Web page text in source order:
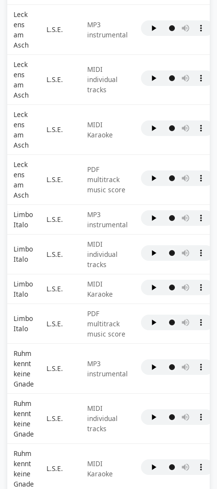
Leck
ens
am
Asch
L.S.E.
MP3
instrumental
Leck
ens
am
Asch
L.S.E.
MIDI
individual
tracks
Leck
ens
am
Asch
L.S.E.
MIDI
Karaoke
Leck
ens
am
Asch
L.S.E.
PDF
multitrack
music score
Limbo
Italo
L.S.E.
MP3
instrumental
Limbo
Italo
L.S.E.
MIDI
individual
tracks
Limbo
Italo
L.S.E.
MIDI
Karaoke
Limbo
Italo
L.S.E.
PDF
multitrack
music score
Ruhm
kennt
keine
Gnade
L.S.E.
MP3
instrumental
Ruhm
kennt
keine
Gnade
L.S.E.
MIDI
individual
tracks
Ruhm
kennt
keine
Gnade
L.S.E.
MIDI
Karaoke